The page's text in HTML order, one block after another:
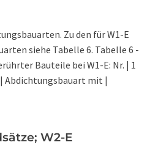
Zu den für W1-E
siehe Tabelle 6. Tabelle 6 -
Bauteile bei W1-E: Nr. | 1
Abdichtungsbauart mit |
W2-E